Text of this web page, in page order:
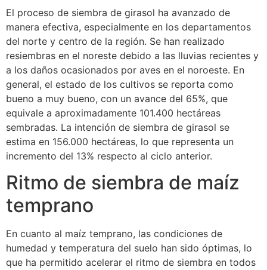
El proceso de siembra de girasol ha avanzado de
manera efectiva, especialmente en los departamentos
del norte y centro de la región. Se han realizado
resiembras en el noreste debido a las lluvias recientes y
a los daños ocasionados por aves en el noroeste. En
general, el estado de los cultivos se reporta como
bueno a muy bueno, con un avance del 65%, que
equivale a aproximadamente 101.400 hectáreas
sembradas. La intención de siembra de girasol se
estima en 156.000 hectáreas, lo que representa un
incremento del 13% respecto al ciclo anterior.
Ritmo de siembra de maíz
temprano
En cuanto al maíz temprano, las condiciones de
humedad y temperatura del suelo han sido óptimas, lo
que ha permitido acelerar el ritmo de siembra en todos